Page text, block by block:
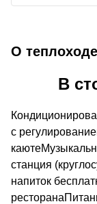
О
В
с
станция
напиток